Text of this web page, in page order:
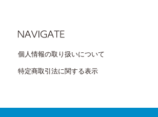
個人情報の取り扱いについて
特定商取引法に関する表示